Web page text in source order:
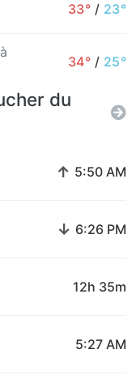
33° / 23°
34° / 25°
du
↑ 5:50 AM
↓ 6:26 PM
12h 35m
5:27 AM